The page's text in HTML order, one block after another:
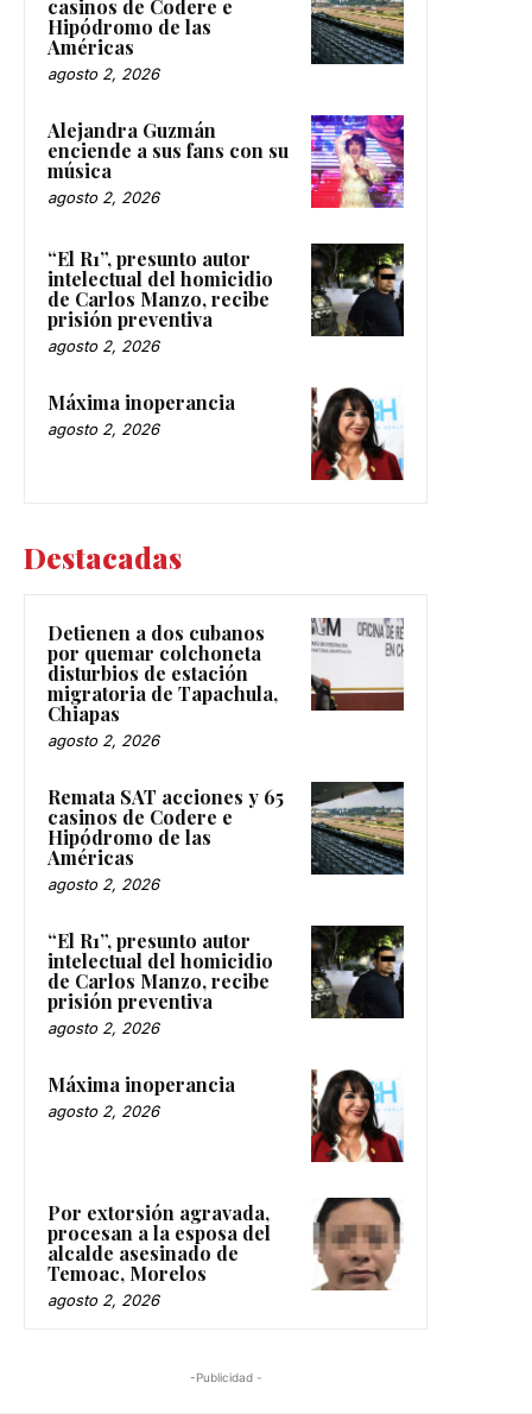
casinos de Codere e
Hipódromo de las
Américas
agosto 2, 2026
Alejandra Guzmán
enciende a sus fans con su
música
agosto 2, 2026
“El R1”, presunto autor
intelectual del homicidio
de Carlos Manzo, recibe
prisión preventiva
agosto 2, 2026
Máxima inoperancia
agosto 2, 2026
Destacadas
Detienen a dos cubanos
por quemar colchoneta
disturbios de estación
migratoria de Tapachula,
Chiapas
agosto 2, 2026
Remata SAT acciones y 65
casinos de Codere e
Hipódromo de las
Américas
agosto 2, 2026
“El R1”, presunto autor
intelectual del homicidio
de Carlos Manzo, recibe
prisión preventiva
agosto 2, 2026
Máxima inoperancia
agosto 2, 2026
Por extorsión agravada,
procesan a la esposa del
alcalde asesinado de
Temoac, Morelos
agosto 2, 2026
-Publicidad -